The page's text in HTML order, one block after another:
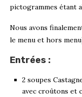
pictogrammes étant
Nous avons
le menu et hors
Entrées :
2 soupes
avec croûtons et